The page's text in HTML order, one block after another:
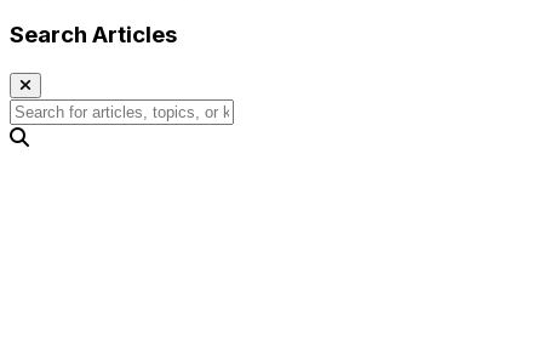
Search Articles